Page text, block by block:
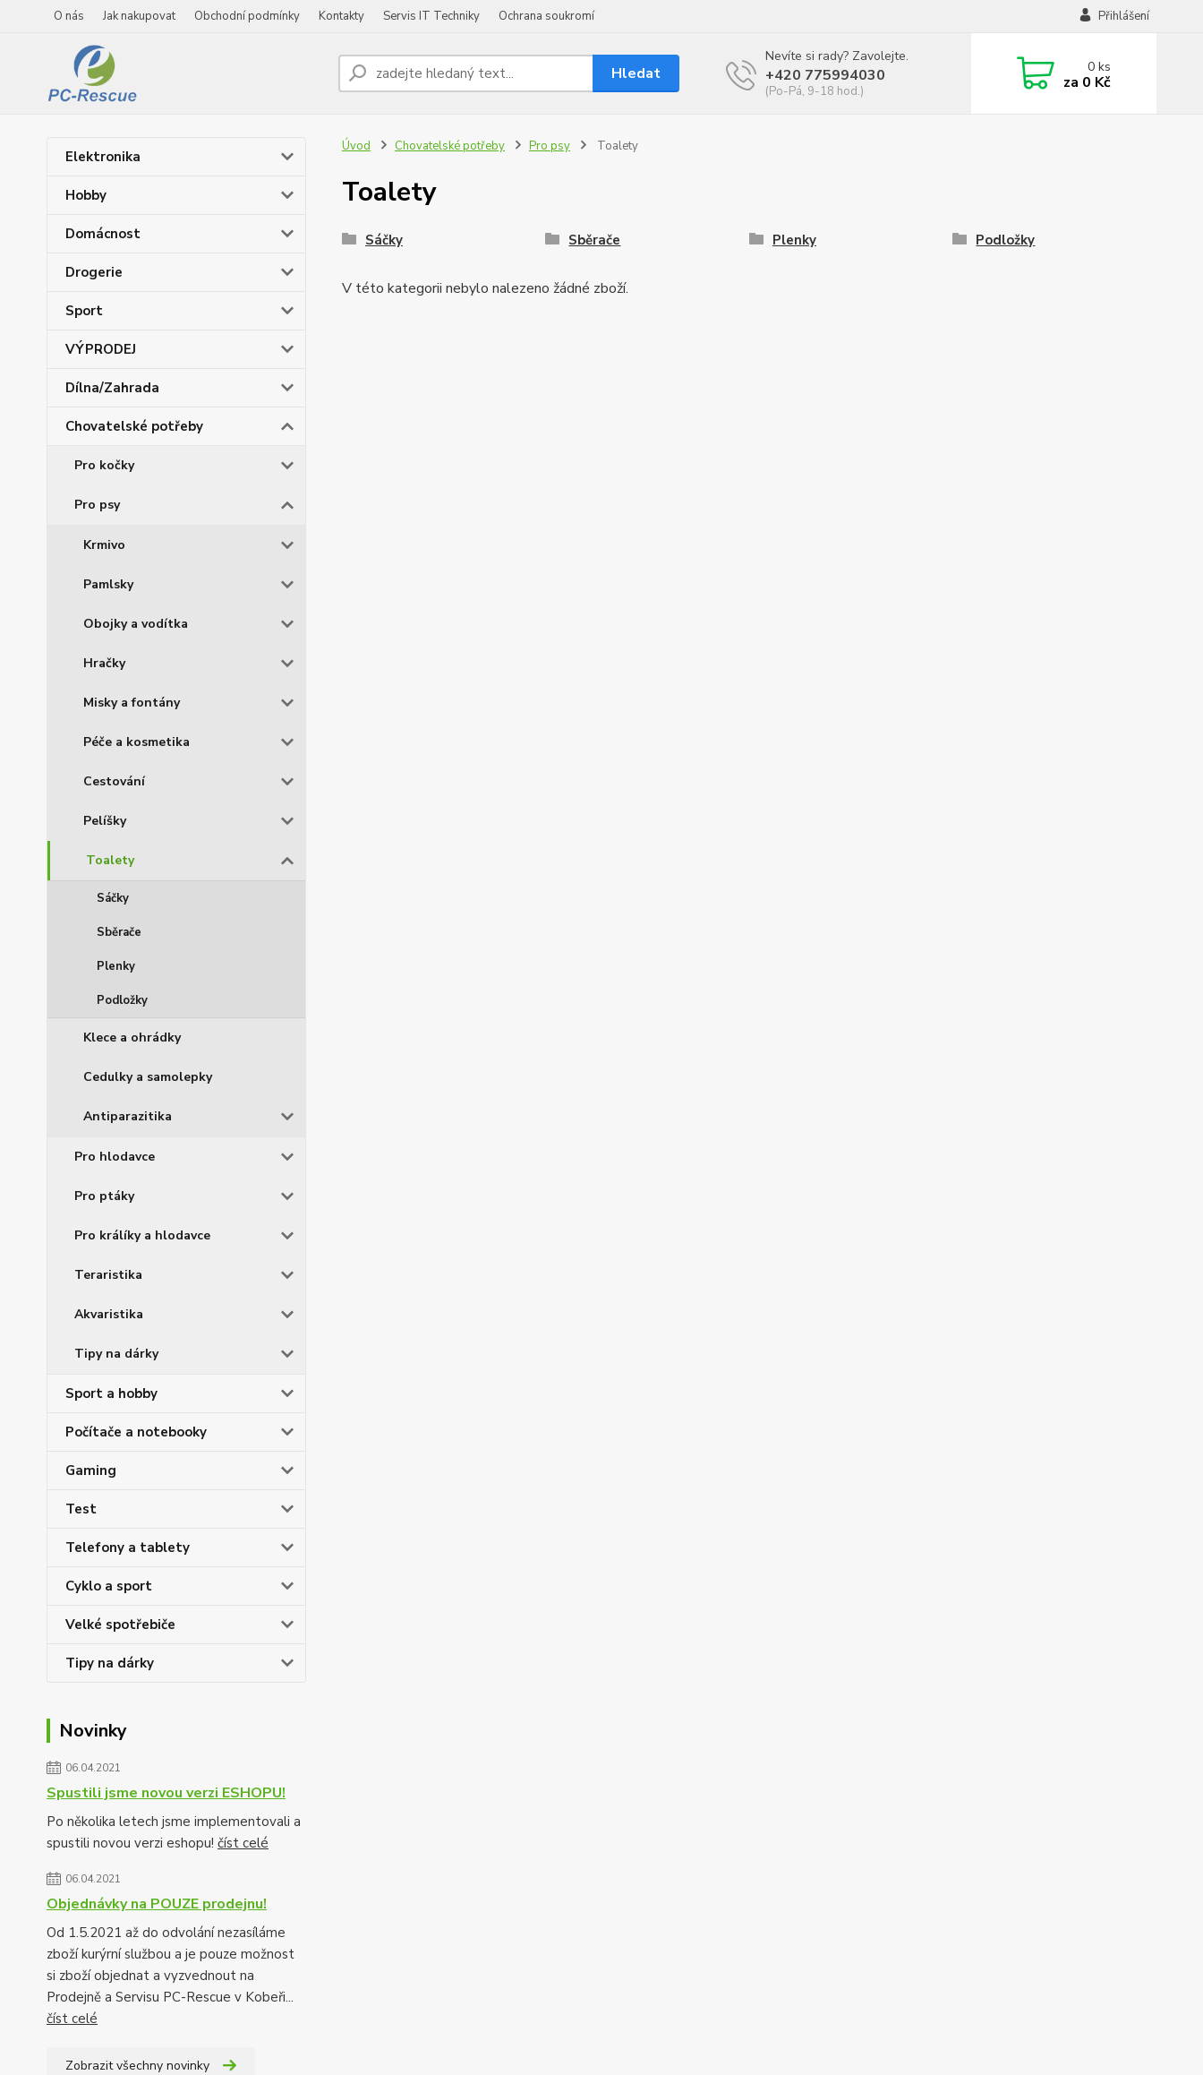
O nás Jak nakupovat Obchodní podmínky Kontakty Servis IT Techniky Ochrana soukromí Přihlášení
Hledat
Nevíte si rady? Zavolejte.
+420 775994030
(Po-Pá, 9-18 hod.)
0ks
za 0 Kč
Elektronika
Hobby
Domácnost
Drogerie
Sport
VÝPRODEJ
Dílna/Zahrada
Chovatelské potřeby
Pro kočky
Pro psy
Krmivo
Pamlsky
Obojky a vodítka
Hračky
Misky a fontány
Péče a kosmetika
Cestování
Pelíšky
Toalety
Sáčky
Sběrače
Plenky
Podložky
Klece a ohrádky
Cedulky a samolepky
Antiparazitika
Pro hlodavce
Pro ptáky
Pro králíky a hlodavce
Teraristika
Akvaristika
Tipy na dárky
Sport a hobby
Počítače a notebooky
Gaming
Test
Telefony a tablety
Cyklo a sport
Velké spotřebiče
Tipy na dárky
Novinky
06.04.2021
Spustili jsme novou verzi ESHOPU!
Po několika letech jsme implementovali a
spustili novou verzi eshopu! číst celé
06.04.2021
Objednávky na POUZE prodejnu!
Od 1.5.2021 až do odvolání nezasíláme
zboží kurýrní službou a je pouze možnost
si zboží objednat a vyzvednout na
Prodejně a Servisu PC-Rescue v Kobeři...
číst celé
Zobrazit všechny novinky
Úvod Chovatelské potřeby Pro psy Toalety
Toalety
Sáčky Sběrače Plenky Podložky
V této kategorii nebylo nalezeno žádné zboží.